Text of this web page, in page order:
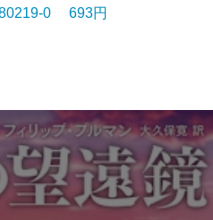
0 693円